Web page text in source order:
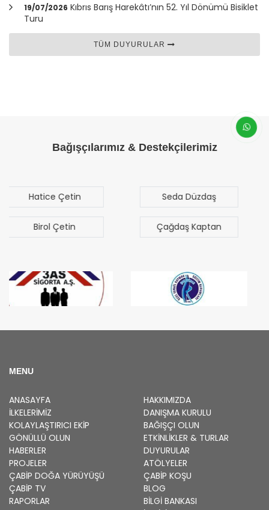
19/07/2026 Kıbrıs Barış Harekâtı’nın 52. Yıl Dönümü Bisiklet
Turu
TÜM DUYURULAR
Bağışçılarımız & Destekçilerimiz
Seda Düzdaş
Çağdaş Kaptan
Mehmet Mert
Sezgen
Bilal Türk
MENU
ANASAYFA
HAKKIMIZDA
İLKELERIMIZ
DANIŞMA KURULU
KOLAYLAŞTIRICI EKIP
BAĞIŞÇI OLUN
GÖNÜLLÜ OLUN
ETKINLIKLER & TURLAR
HABERLER
DUYURULAR
PROJELER
ATÖLYELER
ÇABİP DOĞA YÜRÜYÜŞÜ ÇABİP KOŞU
ÇABİP TV
BLOG
RAPORLAR
BILGI BANKASI